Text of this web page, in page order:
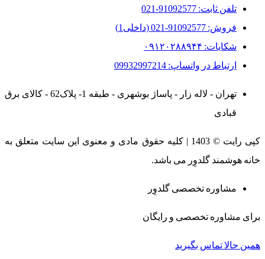
تلفن ثابت: 91092577-021
فروش: 91092577-021 (داخلی1)
شکایات: ۰۹۱۲۰۲۸۸۹۴۴
ارتباط در واتساپ: 09932997214
تهران - لاله زار - پاساژ بوشهری - طبقه 1- پلاک62 - کالای برق
قبادی
کپی رایت © 1403 | کلیه حقوق مادی و معنوی این سایت متعلق به
خانه هوشمند گلدوِر می باشد.
مشاوره تخصصی گلدوِر
برای مشاوره تخصصی و رایگان
همین حالا تماس بگیرید